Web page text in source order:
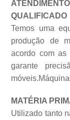
QUALIFICADO
Temos uma
produção de
acordo com as
garante
MATÉRIA
Utilizado tanto